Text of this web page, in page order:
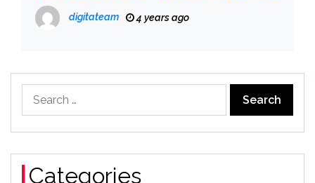
digitateam 4 years ago
for:
Categories